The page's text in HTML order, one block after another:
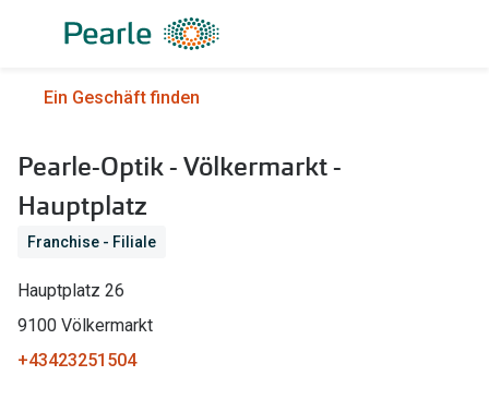
Alle Brillen
Herren
Kinder
AI Glasses
Ein Geschäft finden
Pearle-Optik - Völkermarkt -
Hauptplatz
Franchise - Filiale
Hauptplatz 26
9100 Völkermarkt
+43423251504